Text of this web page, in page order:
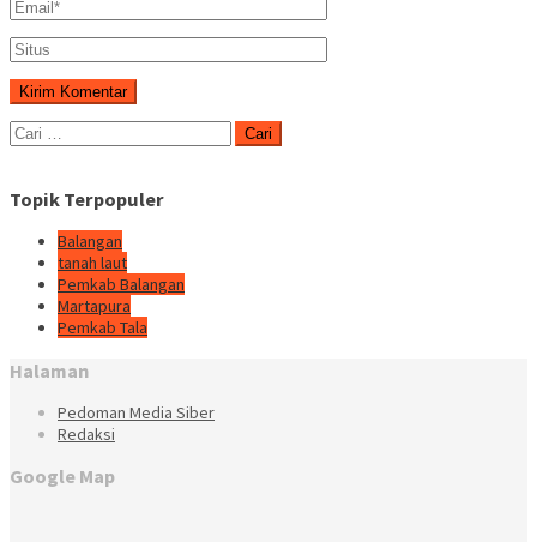
Cari
untuk:
Topik Terpopuler
Balangan
tanah laut
Pemkab Balangan
Martapura
Pemkab Tala
Halaman
Pedoman Media Siber
Redaksi
Google Map